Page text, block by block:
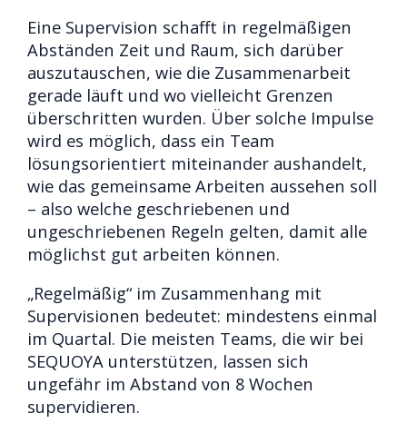
Eine Supervision schafft in regelmäßigen
Abständen Zeit und Raum, sich darüber
auszutauschen, wie die Zusammenarbeit
gerade läuft und wo vielleicht Grenzen
überschritten wurden. Über solche Impulse
wird es möglich, dass ein Team
lösungsorientiert miteinander aushandelt,
wie das gemeinsame Arbeiten aussehen soll
– also welche geschriebenen und
ungeschriebenen Regeln gelten, damit alle
möglichst gut arbeiten können.
„Regelmäßig“ im Zusammenhang mit
Supervisionen bedeutet: mindestens einmal
im Quartal. Die meisten Teams, die wir bei
SEQUOYA unterstützen, lassen sich
ungefähr im Abstand von 8 Wochen
supervidieren.